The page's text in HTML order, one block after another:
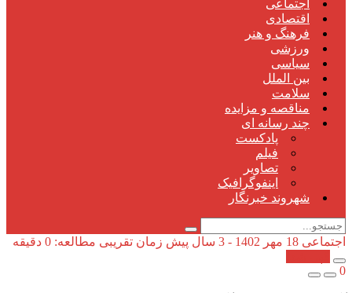
اجتماعی
اقتصادی
فرهنگ و هنر
ورزشی
سیاسی
بین الملل
سلامت
مناقصه و مزایده
چند رسانه ای
پادکست
فیلم
تصاویر
اینفوگرافیک
شهروند خبرنگار
اجتماعی 18 مهر 1402 - 3 سال پیش
زمان تقریبی مطالعه: 0 دقیقه
0